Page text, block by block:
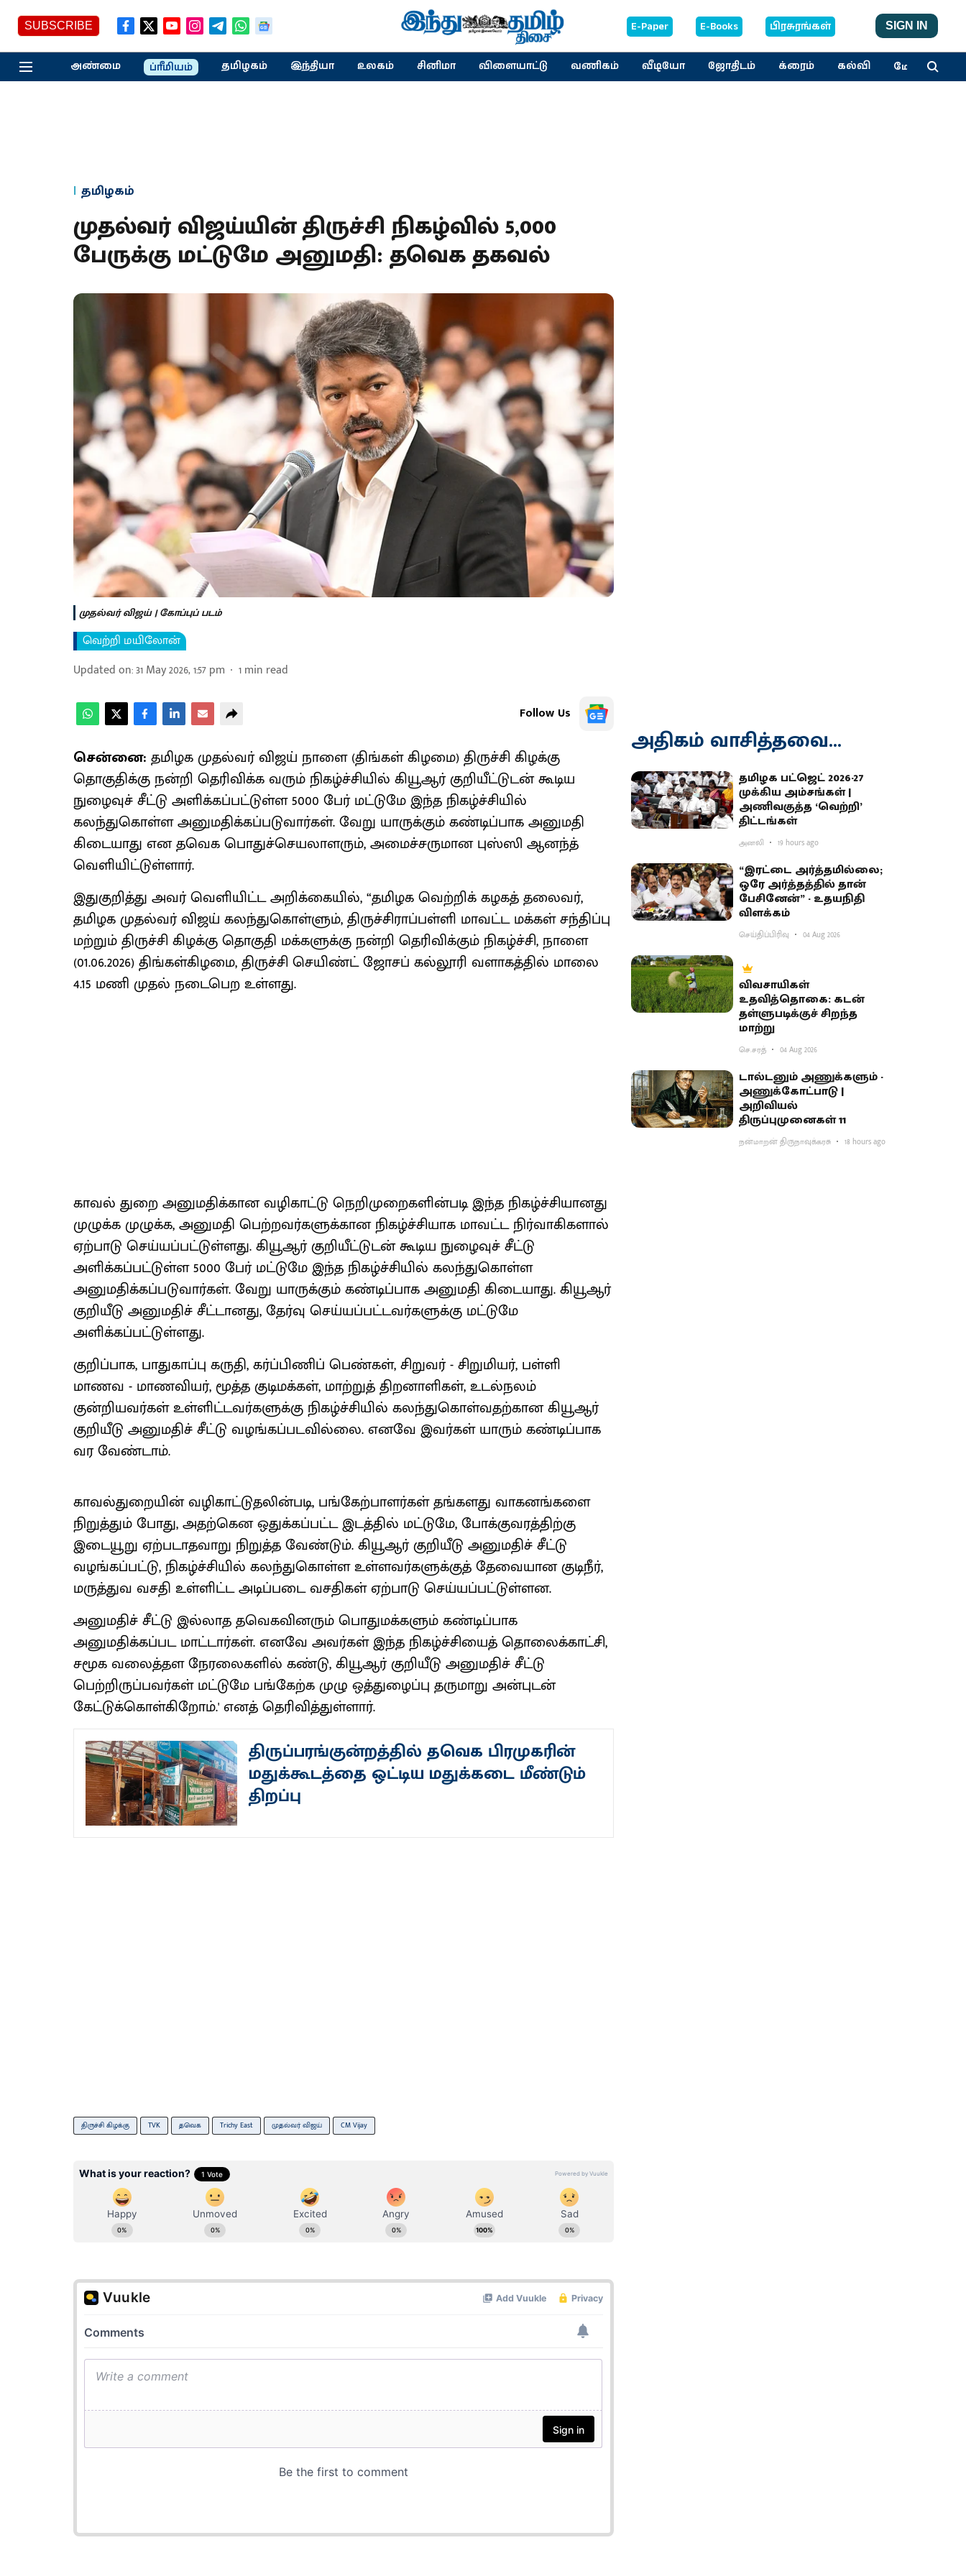
SUBSCRIBE E-Paper E-Books பிரசுரங்கள் SIGN IN
அண்மை ப்ரீமியம் தமிழகம் இந்தியா உலகம் சினிமா விளையாட்டு வணிகம் வீடியோ ஜோதிடம் க்ரைம் கல்வி மேலும்
தமிழகம்
முதல்வர் விஜய்யின் திருச்சி நிகழ்வில் 5,000
பேருக்கு மட்டுமே அனுமதி: தவெக தகவல்
முதல்வர் விஜய் | கோப்புப் படம்
வெற்றி மயிலோன்
Updated on:31 May 2026, 1:57 pm 1min read
Follow Us
சென்னை: தமிழக முதல்வர் விஜய் நாளை (திங்கள் கிழமை) திருச்சி கிழக்கு
தொகுதிக்கு நன்றி தெரிவிக்க வரும் நிகழ்ச்சியில் கியூஆர் குறியீட்டுடன் கூடிய
நுழைவுச் சீட்டு அளிக்கப்பட்டுள்ள 5000 பேர் மட்டுமே இந்த நிகழ்ச்சியில்
கலந்துகொள்ள அனுமதிக்கப்படுவார்கள். வேறு யாருக்கும் கண்டிப்பாக அனுமதி
கிடையாது என தவெக பொதுச்செயலாளரும், அமைச்சருமான புஸ்ஸி ஆனந்த்
வெளியிட்டுள்ளார்.
இதுகுறித்து அவர் வெளியிட்ட அறிக்கையில், “தமிழக வெற்றிக் கழகத் தலைவர்,
தமிழக முதல்வர் விஜய் கலந்துகொள்ளும், திருச்சிராப்பள்ளி மாவட்ட மக்கள் சந்திப்பு
மற்றும் திருச்சி கிழக்கு தொகுதி மக்களுக்கு நன்றி தெரிவிக்கும் நிகழ்ச்சி, நாளை
(01.06.2026) திங்கள்கிழமை, திருச்சி செயிண்ட் ஜோசப் கல்லூரி வளாகத்தில் மாலை
4.15 மணி முதல் நடைபெற உள்ளது.
காவல் துறை அனுமதிக்கான வழிகாட்டு நெறிமுறைகளின்படி இந்த நிகழ்ச்சியானது
முழுக்க முழுக்க, அனுமதி பெற்றவர்களுக்கான நிகழ்ச்சியாக மாவட்ட நிர்வாகிகளால்
ஏற்பாடு செய்யப்பட்டுள்ளது. கியூஆர் குறியீட்டுடன் கூடிய நுழைவுச் சீட்டு
அளிக்கப்பட்டுள்ள 5000 பேர் மட்டுமே இந்த நிகழ்ச்சியில் கலந்துகொள்ள
அனுமதிக்கப்படுவார்கள். வேறு யாருக்கும் கண்டிப்பாக அனுமதி கிடையாது. கியூஆர்
குறியீடு அனுமதிச் சீட்டானது, தேர்வு செய்யப்பட்டவர்களுக்கு மட்டுமே
அளிக்கப்பட்டுள்ளது.
குறிப்பாக, பாதுகாப்பு கருதி, கர்ப்பிணிப் பெண்கள், சிறுவர் - சிறுமியர், பள்ளி
மாணவ - மாணவியர், மூத்த குடிமக்கள், மாற்றுத் திறனாளிகள், உடல்நலம்
குன்றியவர்கள் உள்ளிட்டவர்களுக்கு நிகழ்ச்சியில் கலந்துகொள்வதற்கான கியூஆர்
குறியீடு அனுமதிச் சீட்டு வழங்கப்படவில்லை. எனவே இவர்கள் யாரும் கண்டிப்பாக
வர வேண்டாம்.
காவல்துறையின் வழிகாட்டுதலின்படி, பங்கேற்பாளர்கள் தங்களது வாகனங்களை
நிறுத்தும் போது, அதற்கென ஒதுக்கப்பட்ட இடத்தில் மட்டுமே, போக்குவரத்திற்கு
இடையூறு ஏற்படாதவாறு நிறுத்த வேண்டும். கியூஆர் குறியீடு அனுமதிச் சீட்டு
வழங்கப்பட்டு, நிகழ்ச்சியில் கலந்துகொள்ள உள்ளவர்களுக்குத் தேவையான குடிநீர்,
மருத்துவ வசதி உள்ளிட்ட அடிப்படை வசதிகள் ஏற்பாடு செய்யப்பட்டுள்ளன.
அனுமதிச் சீட்டு இல்லாத தவெகவினரும் பொதுமக்களும் கண்டிப்பாக
அனுமதிக்கப்பட மாட்டார்கள். எனவே அவர்கள் இந்த நிகழ்ச்சியைத் தொலைக்காட்சி,
சமூக வலைத்தள நேரலைகளில் கண்டு, கியூஆர் குறியீடு அனுமதிச் சீட்டு
பெற்றிருப்பவர்கள் மட்டுமே பங்கேற்க முழு ஒத்துழைப்பு தருமாறு அன்புடன்
கேட்டுக்கொள்கிறோம்.' எனத் தெரிவித்துள்ளார்.
திருப்பரங்குன்றத்தில் தவெக பிரமுகரின்
மதுக்கூடத்தை ஒட்டிய மதுக்கடை மீண்டும்
திறப்பு
திருச்சி கிழக்கு TVK தவெக Trichy East முதல்வர் விஜய் CM Vijay
அதிகம் வாசித்தவை...
தமிழக பட்ஜெட் 2026-27
முக்கிய அம்சங்கள் |
அணிவகுத்த ‘வெற்றி’
திட்டங்கள்
அனலி 19 hours ago
“இரட்டை அர்த்தமில்லை;
ஒரே அர்த்தத்தில் தான்
பேசினேன்” - உதயநிதி
விளக்கம்
செய்திப்பிரிவு 04 Aug 2026
விவசாயிகள்
உதவித்தொகை: கடன்
தள்ளுபடிக்குச் சிறந்த
மாற்று
செ.சரத் 04 Aug 2026
டால்டனும் அணுக்களும் -
அணுக்கோட்பாடு |
அறிவியல்
திருப்புமுனைகள் 11
நன்மாறன் திருநாவுக்கரசு 18 hours ago